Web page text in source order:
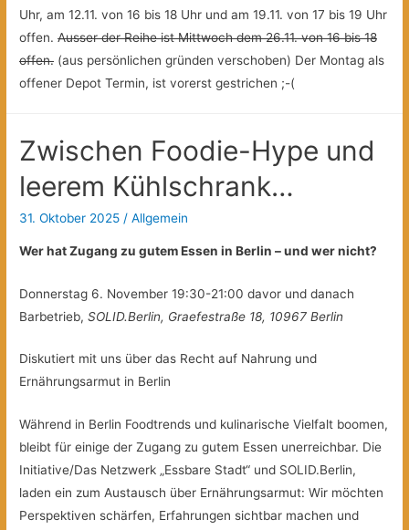
Uhr, am 12.11. von 16 bis 18 Uhr und am 19.11. von 17 bis 19 Uhr
offen.Ausser der Reihe ist Mittwoch dem 26.11. von 16 bis 18
offen. (aus persönlichen gründen verschoben) Der Montag als
offener Depot Termin, ist vorerst gestrichen ;-(
Zwischen Foodie-Hype und
leerem Kühlschrank…
31. Oktober 2025 /Allgemein
Wer hat Zugang zu gutem Essen in Berlin – und wer nicht?
Donnerstag 6. November 19:30-21:00 davor und danach
Barbetrieb,SOLID.Berlin, Graefestraße 18, 10967 Berlin
Diskutiert mit uns über das Recht auf Nahrung und
Ernährungsarmut in Berlin
Während in Berlin Foodtrends und kulinarische Vielfalt boomen,
bleibt für einige der Zugang zu gutem Essen unerreichbar. Die
Initiative/Das Netzwerk „Essbare Stadt“ und SOLID.Berlin,
laden ein zum Austausch über Ernährungsarmut: Wir möchten
Perspektiven schärfen, Erfahrungen sichtbar machen und